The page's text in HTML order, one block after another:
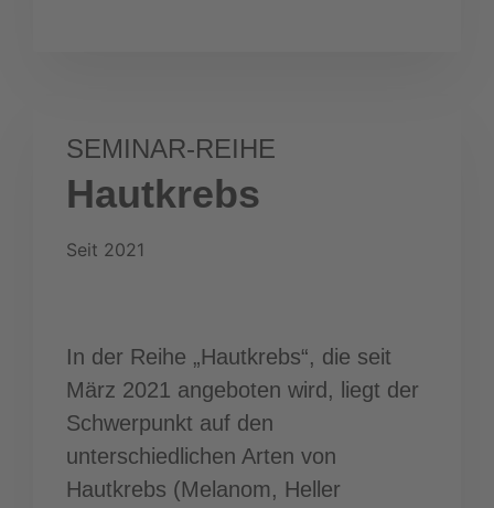
SEMINAR-REIHE
Hautkrebs
Seit 2021
In der Reihe „Hautkrebs“, die seit
März 2021 angeboten wird, liegt der
Schwerpunkt auf den
unterschiedlichen Arten von
Hautkrebs (Melanom, Heller